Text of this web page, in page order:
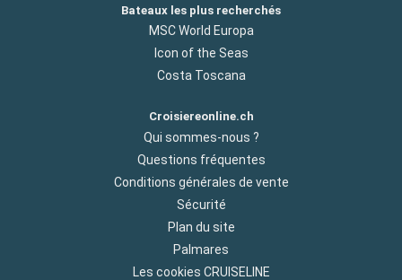
Bateaux les plus recherchés
MSC World Europa
Icon of the Seas
Costa Toscana
Croisiereonline.ch
Qui sommes-nous ?
Questions fréquentes
Conditions générales de vente
Sécurité
Plan du site
Palmares
Les cookies CRUISELINE